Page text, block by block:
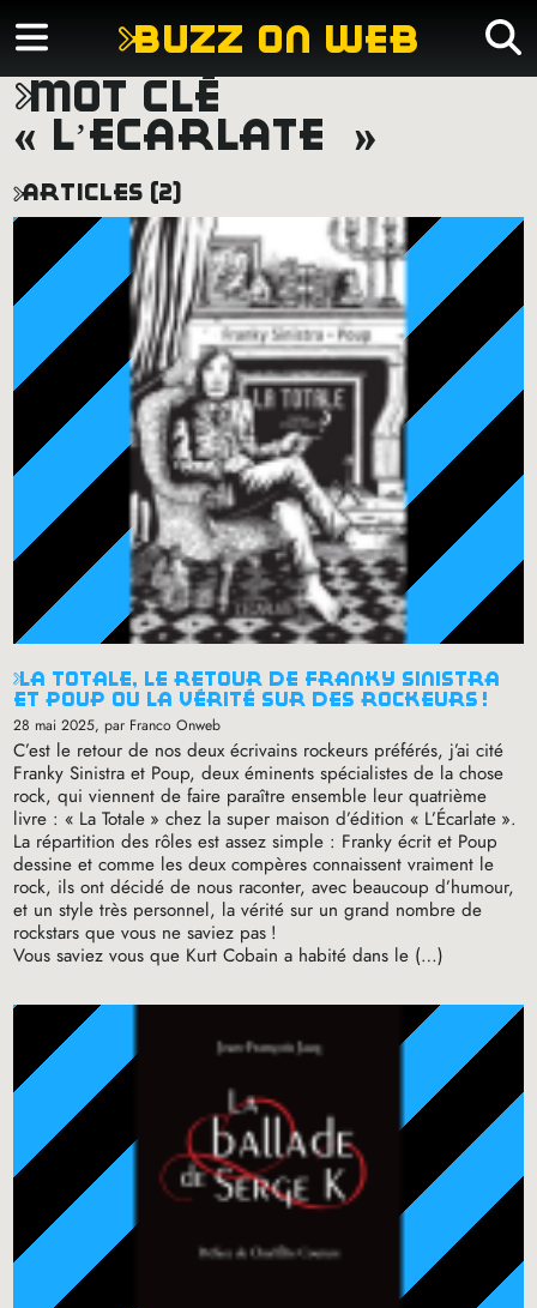
buzz on web
mot clé
« l’ecarlate »
articles (2)
la totale, le retour de franky sinistra
et poup ou la vérité sur des rockeurs !
28 mai 2025, par Franco Onweb
C’est le retour de nos deux écrivains rockeurs préférés, j’ai cité
Franky Sinistra et Poup, deux éminents spécialistes de la chose
rock, qui viennent de faire paraître ensemble leur quatrième
livre : « La Totale » chez la super maison d’édition « L’Écarlate ».
La répartition des rôles est assez simple : Franky écrit et Poup
dessine et comme les deux compères connaissent vraiment le
rock, ils ont décidé de nous raconter, avec beaucoup d’humour,
et un style très personnel, la vérité sur un grand nombre de
rockstars que vous ne saviez pas !
Vous saviez vous que Kurt Cobain a habité dans le (…)